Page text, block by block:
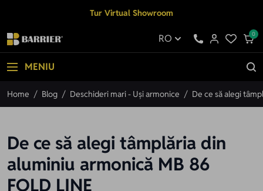
Tur Virtual Showroom
RO 0
MENIU
Home / Blog / Deschideri mari - Uși armonice / De ce să alegi
De ce să alegi tâmplăria din
aluminiu armonică MB 86
FOLD LINE